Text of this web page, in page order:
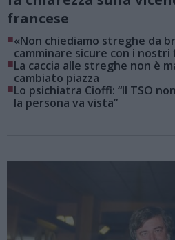
francese
■«Non chiediamo streghe da
camminare sicure con i nostri
■La caccia alle streghe non è
cambiato piazza
■Lo psichiatra Cioffi: “Il TSO
la persona va vista”